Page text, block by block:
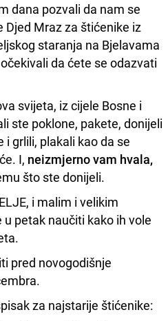
dana pozvali da nam se
Djed Mraz za štićenike iz
staranja na Bjelavama
da ćete se odazvati
svijeta, iz cijele Bosne i
ste poklone, pakete, donijeli
grlili, plakali kao da se
I, neizmjerno vam hvala,
što ste donijeli.
i malim i velikim
petak naučiti kako ih vole
pred novogodišnje
za najstarije štićenike: